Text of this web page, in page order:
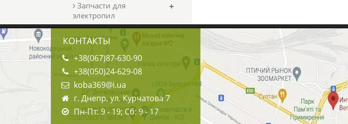
Запчасти для
электропил
КОНТАКТЫ
+38(067)87-630-90
+38(050)24-629-08
koba369@i.ua
г. Днепр, ул. Курчатова 7
Пн-Пт: 9 - 19; Сб: 9 - 17